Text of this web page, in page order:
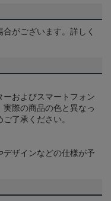
がございます。詳しく
およびスマートフォン
際の商品の色と異なっ
了承ください。
ザインなどの仕様が予